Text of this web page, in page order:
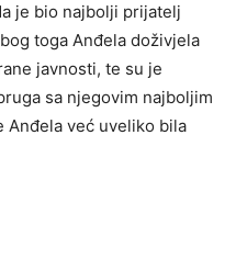
je bio najbolji prijatelj
toga Anđela doživjela
javnosti, te su je
sa njegovim najboljim
Anđela već uveliko bila